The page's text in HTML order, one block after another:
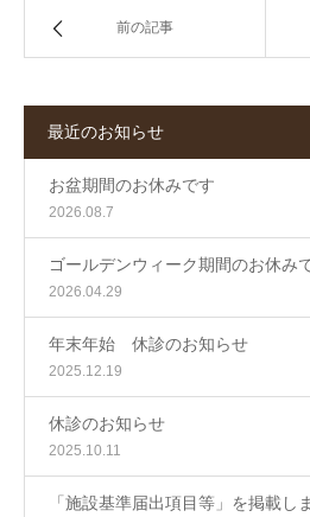
前の記事
最近のお知らせ
お盆期間のお休みです
2026.08.7
ゴールデンウィーク期間のお休み
2026.04.29
年末年始 休診のお知らせ
2025.12.19
休診のお知らせ
2025.10.11
「施設基準届出項目等」を掲載し